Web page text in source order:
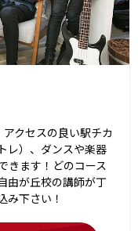
クセスの良い駅チカ
レ）、ダンスや楽器
きます！どのコース
由が丘校の講師が丁
み下さい！